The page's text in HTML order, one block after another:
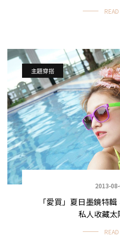
主題穿搭
2013-
「愛買」夏日墨鏡特
私人收藏太